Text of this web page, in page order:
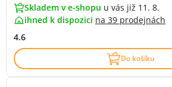
Skladem v e-shopu u vás již 11. 8.
ihned k dispozici na 39 prodejnách
4.6
Do košíku